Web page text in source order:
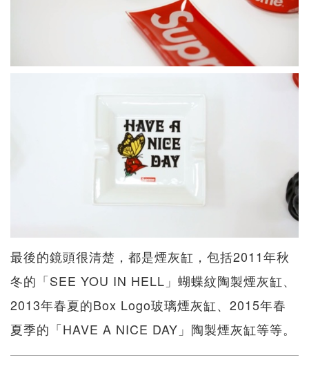
最後的鏡頭很清楚，都是煙灰缸，包括2011年秋
冬的「SEE YOU IN HELL」蝴蝶紋陶製煙灰缸、
2013年春夏的Box Logo玻璃煙灰缸、2015年春
夏季的「HAVE A NICE DAY」陶製煙灰缸等等。